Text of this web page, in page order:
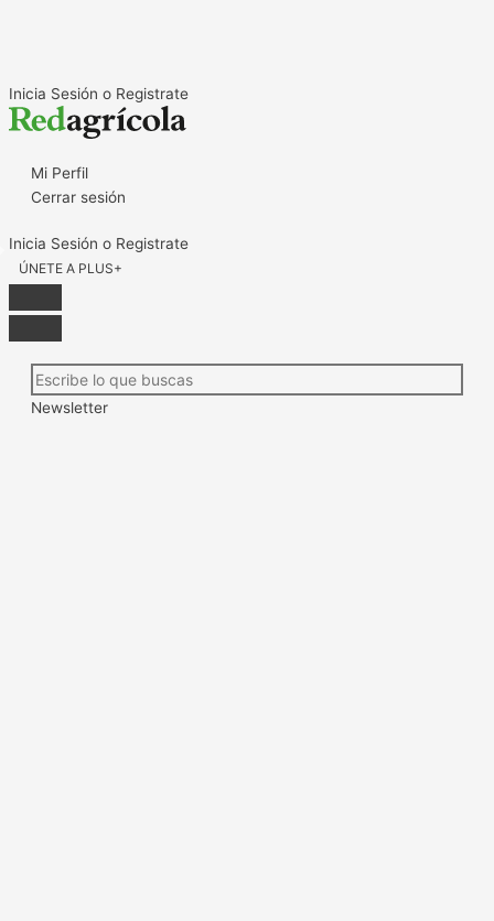
Inicia Sesión o Registrate
Mi Perfil
Cerrar sesión
Inicia Sesión o Registrate
ÚNETE A PLUS+
Newsletter